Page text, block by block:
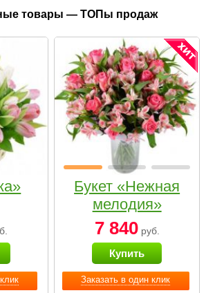
товары — ТОПы продаж
Заказать в один клик
Букет «Нежная
мелодия»
7 840руб.
Купить